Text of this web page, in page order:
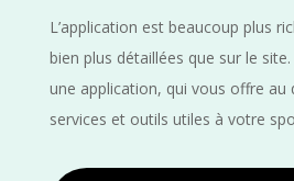
L’application est beaucoup plus
bien plus détaillées que sur le
une application, qui vous offre au
services et outils utiles à votre